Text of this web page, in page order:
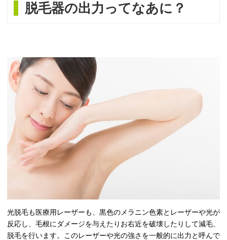
脱毛器の出力ってなあに？
光脱毛も医療用レーザーも、黒色のメラニン色素とレーザーや光が
反応し、毛根にダメージを与えたりお右近を破壊したりして減毛、
脱毛を行います。このレーザーや光の強さを一般的に出力と呼んで